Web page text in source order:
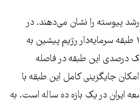
پیوسته را نشان می‌دهند. در
حالی‌که می‌دانیم پس از انقلاب ۱۳۵۷ طبقه سرمایه‌دار رژیم پیشین به
درصدی این طبقه در فاصله
نشان‌دهنده امکان جایگزینی کامل این طبقه با
ایران در یک بازه ده ساله است. به